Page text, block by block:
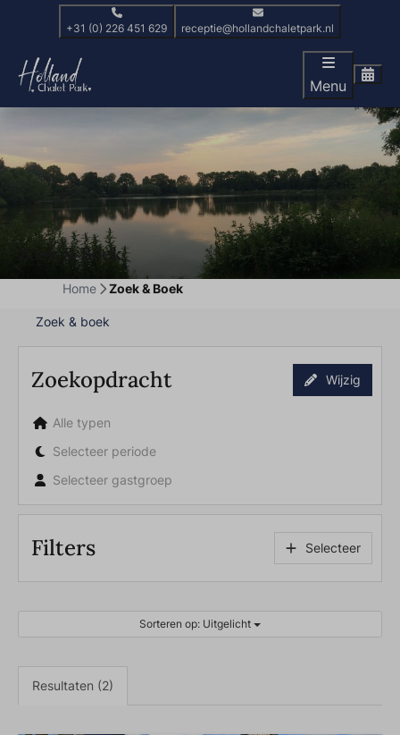
+31 (0) 226 451 629 receptie@hollandchaletpark.nl
Menu
Zoek & Boek
Home Zoek & Boek
Zoek & boek
Zoekopdracht Wijzig
Alle typen
Selecteer periode
Selecteer gastgroep
Filters Selecteer
Sorteren op: Uitgelicht
Resultaten (2)